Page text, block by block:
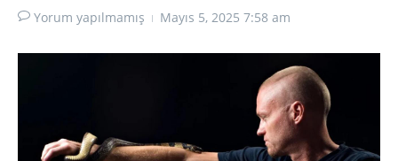
Yorum yapılmamış Mayıs 5, 2025 7:58 am